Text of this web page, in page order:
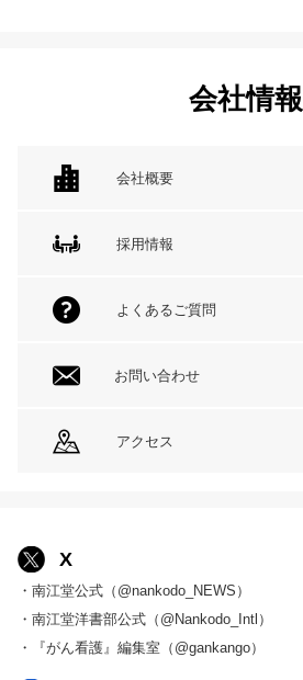
会社情報
会社概要
採用情報
よくあるご質問
お問い合わせ
アクセス
X
・南江堂公式（@nankodo_NEWS）
・南江堂洋書部公式（@Nankodo_Intl）
・『がん看護』編集室（@gankango）